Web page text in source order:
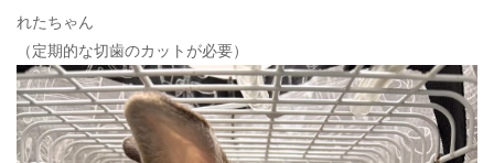
れたちゃん
（定期的な切歯のカットが必要）